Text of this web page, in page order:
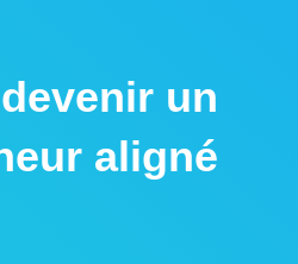
un
aligné